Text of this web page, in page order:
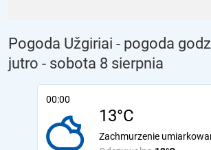
Pogoda Užgiriai - pogoda
jutro - sobota 8 sierpnia
00:00
13°C
Zachmurzenie